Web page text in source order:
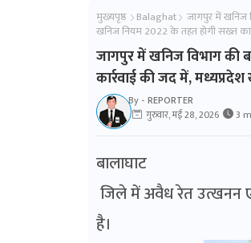
मुख्यपृष्ठ Balaghat
जागपुर में खनिज
खनिज नियम 2022 के तहत होगी सख्त
जागपुर में खनिज विभाग की
कार्रवाई की जद में,
By - REPORTER
गुरुवार, मई 28, 2026
3
बालाघाट
जिले में अवैध रेत उत्खनन
है।